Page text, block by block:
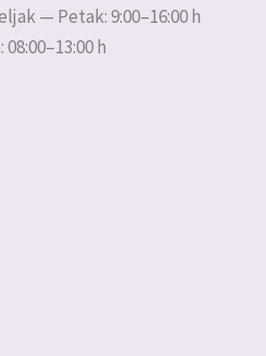
— Petak: 9:00–16:00 h
h